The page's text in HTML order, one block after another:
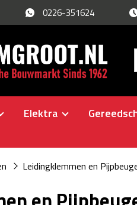
0226-351624
Elektra
Leidingklemmen en